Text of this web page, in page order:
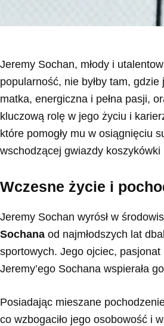
Jeremy Sochan, młody i
popularność, nie byłby tam,
matka, energiczna i pełna pasji,
kluczową rolę w jego życiu i
które pomogły mu w osiągnięciu
wschodzącej gwiazdy koszykówki
Wczesne życie i
Jeremy Sochan wyrósł w
Sochana od najmłodszych lat
sportowych. Jego ojciec, pasjonat
Jeremy’ego Sochana wspierała
Posiadając mieszane
co wzbogaciło jego osobowość i